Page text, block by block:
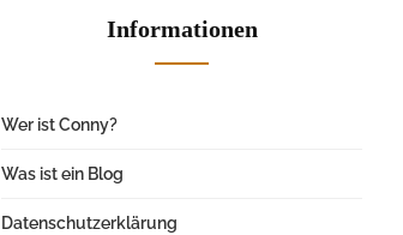
Informationen
Wer ist Conny?
Was ist ein Blog
Datenschutzerklärung